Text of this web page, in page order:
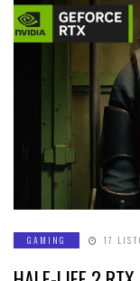
GAMING 17